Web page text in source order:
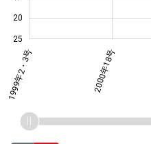
25
20
1999年2・3号
11号
18号
38号
14号
25号
48号
16号
30号
5号
2000年18号